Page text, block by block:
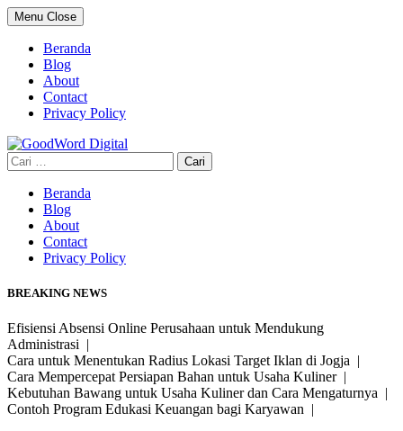
Skip
to
content
Menu Close
Beranda
Blog
About
Contact
Privacy Policy
Cari
untuk:
Beranda
Blog
About
Contact
Privacy Policy
BREAKING NEWS
Efisiensi Absensi Online Perusahaan untuk Mendukung
Administrasi |
Cara untuk Menentukan Radius Lokasi Target Iklan di Jogja |
Cara Mempercepat Persiapan Bahan untuk Usaha Kuliner |
Kebutuhan Bawang untuk Usaha Kuliner dan Cara Mengaturnya |
Contoh Program Edukasi Keuangan bagi Karyawan |